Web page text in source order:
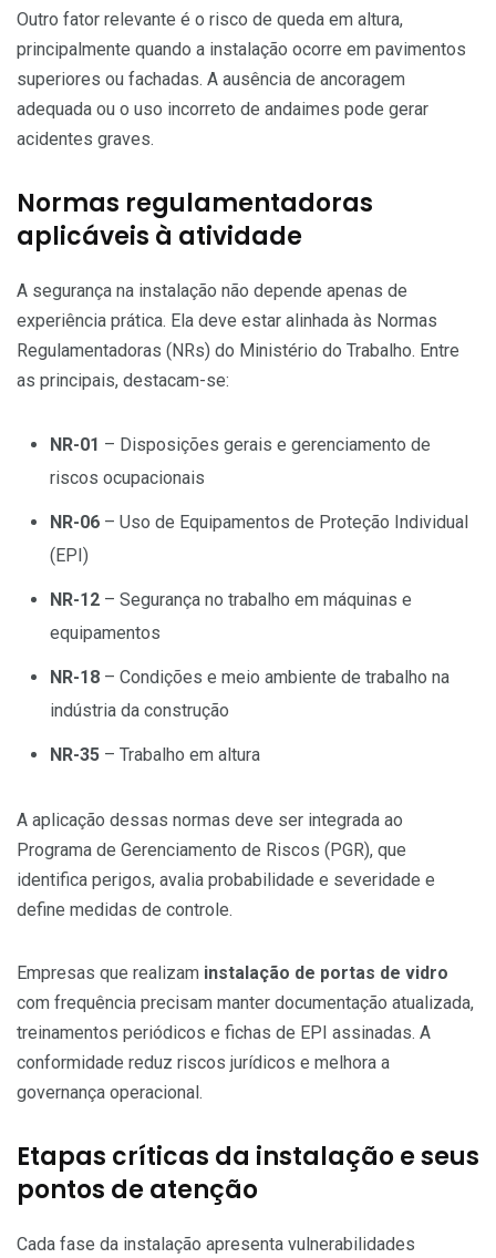
Outro fator relevante é o risco de queda em altura,
principalmente quando a instalação ocorre em pavimentos
superiores ou fachadas. A ausência de ancoragem
adequada ou o uso incorreto de andaimes pode gerar
acidentes graves.
Normas regulamentadoras
aplicáveis à atividade
A segurança na instalação não depende apenas de
experiência prática. Ela deve estar alinhada às Normas
Regulamentadoras (NRs) do Ministério do Trabalho. Entre
as principais, destacam-se:
NR-01 – Disposições gerais e gerenciamento de
riscos ocupacionais
NR-06 – Uso de Equipamentos de Proteção Individual
(EPI)
NR-12 – Segurança no trabalho em máquinas e
equipamentos
NR-18 – Condições e meio ambiente de trabalho na
indústria da construção
NR-35 – Trabalho em altura
A aplicação dessas normas deve ser integrada ao
Programa de Gerenciamento de Riscos (PGR), que
identifica perigos, avalia probabilidade e severidade e
define medidas de controle.
Empresas que realizam instalação de portas de vidro
com frequência precisam manter documentação atualizada,
treinamentos periódicos e fichas de EPI assinadas. A
conformidade reduz riscos jurídicos e melhora a
governança operacional.
Etapas críticas da instalação e seus
pontos de atenção
Cada fase da instalação apresenta vulnerabilidades